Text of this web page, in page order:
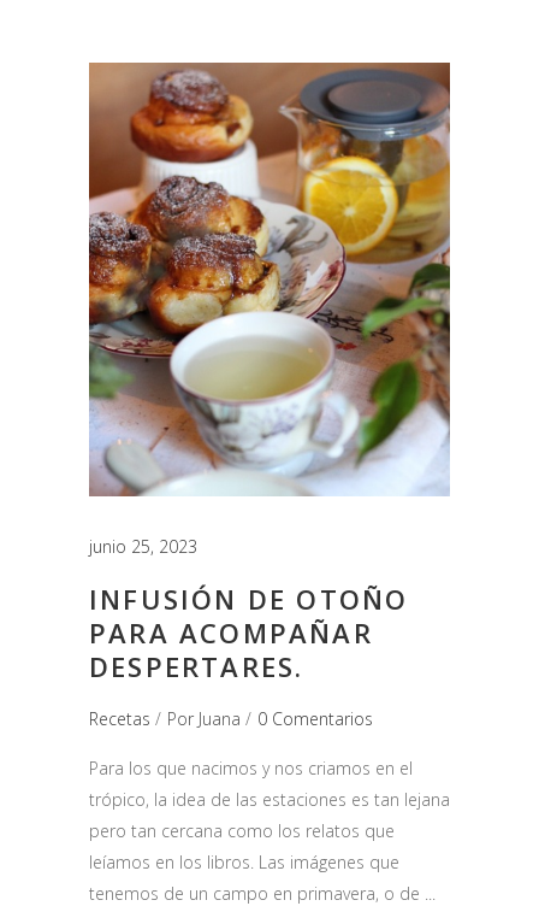
junio 25, 2023
INFUSIÓN DE OTOÑO
PARA ACOMPAÑAR
DESPERTARES.
Recetas Por Juana 0 Comentarios
Para los que nacimos y nos criamos en el
trópico, la idea de las estaciones es tan lejana
pero tan cercana como los relatos que
leíamos en los libros. Las imágenes que
tenemos de un campo en primavera, o de